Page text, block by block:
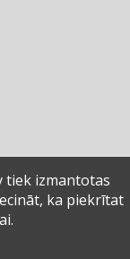
aizsargātas.
tiek izmantotas
ka piekrītat